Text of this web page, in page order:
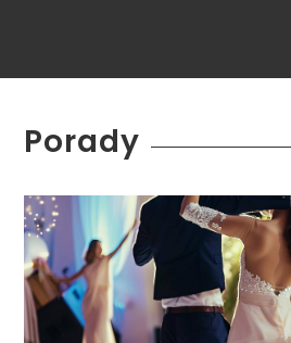
Porady